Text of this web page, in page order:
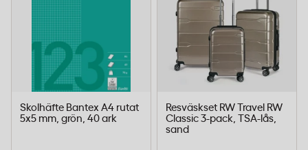
Skolhäfte Bantex A4 rutat
5x5 mm, grön, 40 ark
Resväskset RW Travel RW
Classic 3-pack, TSA-lås,
sand